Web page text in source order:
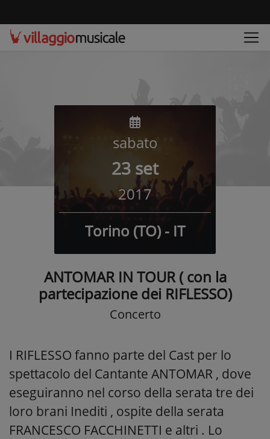
sabato
23 set
2017
Torino (TO) - IT
ANTOMAR IN TOUR ( con la
partecipazione dei RIFLESSO)
Concerto
I RIFLESSO fanno parte del Cast per lo
spettacolo del Cantante ANTOMAR , dove
eseguiranno nel corso della serata tre dei
loro brani Inediti , ospite della serata
FRANCESCO FACCHINETTI e altri . Lo